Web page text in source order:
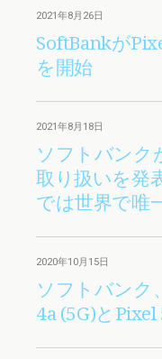
2021年8月26日
SoftBankが
を開始
2021年8月18日
ソフトバンク
取り扱いを発
では世界で唯
2020年10月15日
ソフトバンク
4a (5G)と